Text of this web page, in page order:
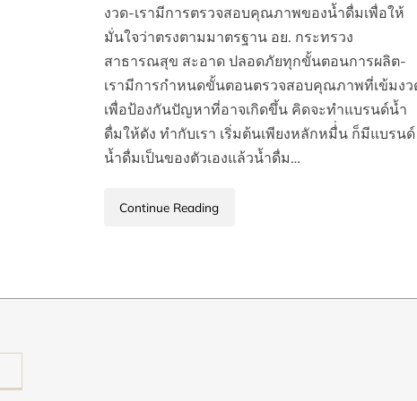
งวด-เรามีการตรวจสอบคุณภาพของน้ำดื่มเพื่อให้
มั่นใจว่าตรงตามมาตรฐาน อย. กระทรวง
สาธารณสุข สะอาด ปลอดภัยทุกขั้นตอนการผลิต-
เรามีการกำหนดขั้นตอนตรวจสอบคุณภาพที่เข้มงว
เพื่อป้องกันปัญหาที่อาจเกิดขึ้น คิดจะทำแบรนด์น้ำ
ดื่มให้ดัง ทำกับเรา เริ่มต้นเพียงหลักหมื่่น ก็มีแบรนด์
น้ำดื่มเป็นของตัวเองแล้วน้ำดื่ม…
Continue Reading